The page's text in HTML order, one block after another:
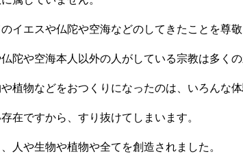
イエスや仏陀や空海などのしてきたことを尊敬
陀や空海本人以外の人がしている宗教は多くの
植物などをおつくりになったのは、いろんな
在ですから、すり抜けてしまいます。
人や生物や植物や全てを創造されました。